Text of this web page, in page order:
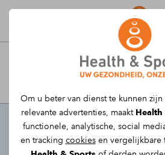
Om u beter van dienst te kunnen
relevante advertenties, maakt Health
functionele, analytische, social
en tracking cookiesen vergelijkbare
Afspraak maken
Fit & Herstel bij
Sports
Samenwerking Fysio /